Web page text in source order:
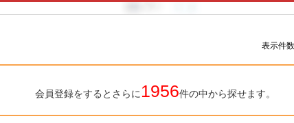
表示件数
会員登録をするとさらに 1956件の中から探せます。